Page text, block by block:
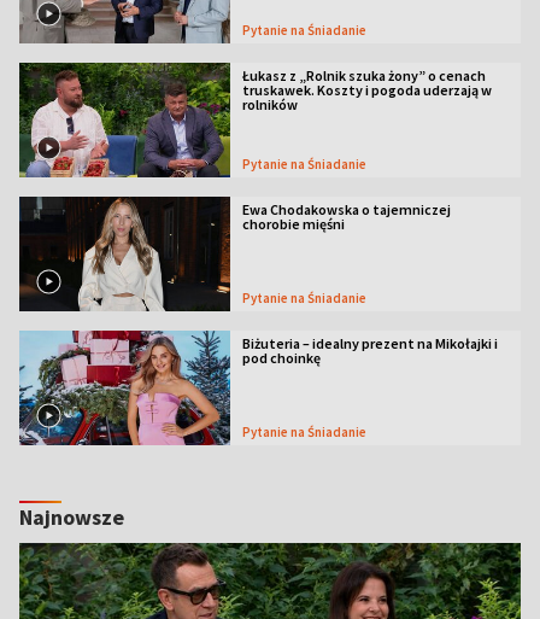
Pytanie na Śniadanie
Łukasz z „Rolnik szuka żony” o cenach
truskawek. Koszty i pogoda uderzają w
rolników
Pytanie na Śniadanie
Ewa Chodakowska o tajemniczej
chorobie mięśni
Pytanie na Śniadanie
Biżuteria – idealny prezent na Mikołajki i
pod choinkę
Pytanie na Śniadanie
Najnowsze